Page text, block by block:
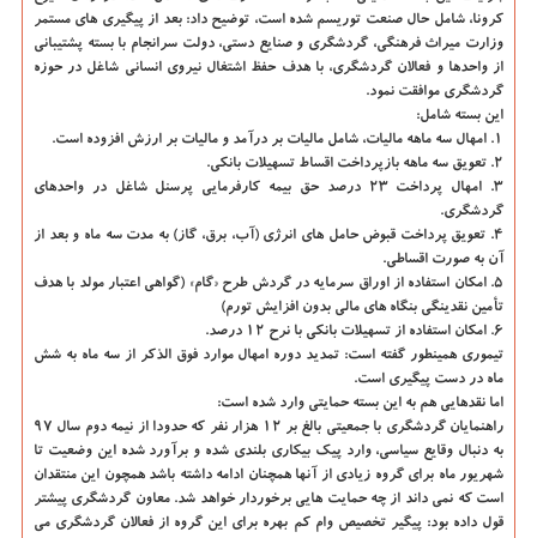
كرونا، شامل حال صنعت توریسم شده است، توضیح داد: بعد از پیگیری های مستمر
وزارت میراث فرهنگی، گردشگری و صنایع دستی، دولت سرانجام با بسته پشتیبانی
از واحدها و فعالان گردشگری، با هدف حفظ اشتغال نیروی انسانی شاغل در حوزه
گردشگری موافقت نمود.
این بسته شامل:
۱. امهال سه ماهه مالیات، شامل مالیات بر درآمد و مالیات بر ارزش افزوده است.
۲. تعویق سه ماهه بازپرداخت اقساط تسهیلات بانكی.
۳. امهال پرداخت ۲۳ درصد حق بیمه كارفرمایی پرسنل شاغل در واحدهای
گردشگری.
۴. تعویق پرداخت قبوض حامل های انرژی (آب، برق، گاز) به مدت سه ماه و بعد از
آن به صورت اقساطی.
۵. امكان استفاده از اوراق سرمایه در گردش طرح «گام» (گواهی اعتبار مولد با هدف
تأمین نقدینگی بنگاه های مالی بدون افزایش تورم)
۶. امكان استفاده از تسهیلات بانكی با نرح ۱۲ درصد.
تیموری همینطور گفته است: تمدید دوره امهال موارد فوق الذكر از سه ماه به شش
ماه در دست پیگیری است.
اما نقدهایی هم به این بسته حمایتی وارد شده است:
راهنمایان گردشگری با جمعیتی بالغ بر ۱۲ هزار نفر كه حدودا از نیمه دوم سال ۹۷
به دنبال وقایع سیاسی، وارد پیك بیكاری بلندی شده و برآورد شده این وضعیت تا
شهریور ماه برای گروه زیادی از آنها همچنان ادامه داشته باشد همچون این منتقدان
است كه نمی داند از چه حمایت هایی برخوردار خواهد شد. معاون گردشگری پیشتر
قول داده بود: پیگیر تخصیص وام كم بهره برای این گروه از فعالان گردشگری می